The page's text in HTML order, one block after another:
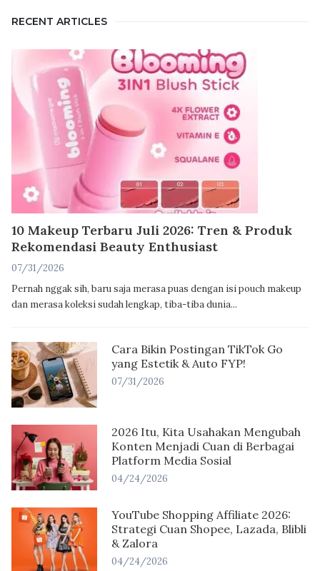
RECENT ARTICLES
10 Makeup Terbaru Juli 2026: Tren & Produk
Rekomendasi Beauty Enthusiast
07/31/2026
Pernah nggak sih, baru saja merasa puas dengan isi pouch makeup
dan merasa koleksi sudah lengkap, tiba-tiba dunia...
Cara Bikin Postingan TikTok Go
yang Estetik & Auto FYP!
07/31/2026
2026 Itu, Kita Usahakan Mengubah
Konten Menjadi Cuan di Berbagai
Platform Media Sosial
04/24/2026
YouTube Shopping Affiliate 2026:
Strategi Cuan Shopee, Lazada, Blibli
& Zalora
04/24/2026